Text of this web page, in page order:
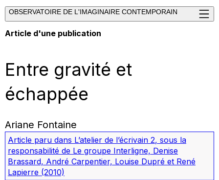
OBSERVATOIRE DE L'IMAGINAIRE CONTEMPORAIN
Article d'une publication
Entre gravité et
échappée
Ariane Fontaine
Article paru dans L’atelier de l’écrivain 2, sous la
responsabilité de Le groupe Interligne, Denise
Brassard, André Carpentier, Louise Dupré et René
Lapierre (2010)